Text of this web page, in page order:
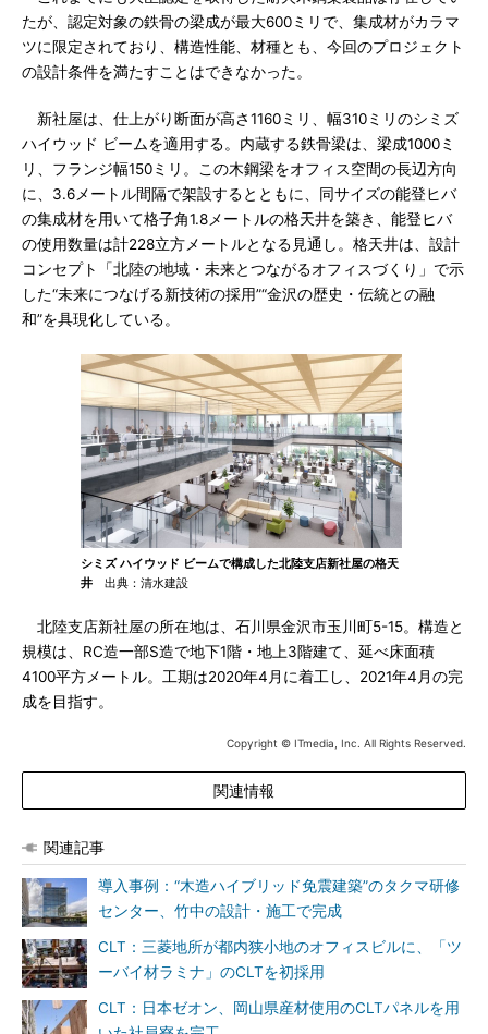
たが、認定対象の鉄骨の梁成が最大600ミリで、集成材がカラマ
ツに限定されており、構造性能、材種とも、今回のプロジェクト
の設計条件を満たすことはできなかった。
新社屋は、仕上がり断面が高さ1160ミリ、幅310ミリのシミズ
ハイウッド ビームを適用する。内蔵する鉄骨梁は、梁成1000ミ
リ、フランジ幅150ミリ。この木鋼梁をオフィス空間の長辺方向
に、3.6メートル間隔で架設するとともに、同サイズの能登ヒバ
の集成材を用いて格子角1.8メートルの格天井を築き、能登ヒバ
の使用数量は計228立方メートルとなる見通し。格天井は、設計
コンセプト「北陸の地域・未来とつながるオフィスづくり」で示
した“未来につなげる新技術の採用”“金沢の歴史・伝統との融
和”を具現化している。
シミズ ハイウッド ビームで構成した北陸支店新社屋の格天
井 出典：清水建設
北陸支店新社屋の所在地は、石川県金沢市玉川町5-15。構造と
規模は、RC造一部S造で地下1階・地上3階建て、延べ床面積
4100平方メートル。工期は2020年4月に着工し、2021年4月の完
成を目指す。
Copyright © ITmedia, Inc. All Rights Reserved.
関連情報
関連記事
導入事例：“木造ハイブリッド免震建築”のタクマ研修
センター、竹中の設計・施工で完成
CLT：三菱地所が都内狭小地のオフィスビルに、「ツ
ーバイ材ラミナ」のCLTを初採用
CLT：日本ゼオン、岡山県産材使用のCLTパネルを用